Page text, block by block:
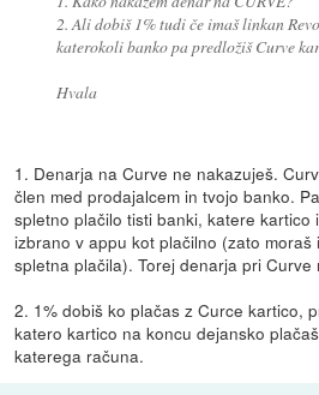
2. Ali dobiš 1% tudi če imaš linkan
katerokoli banko pa predložiš Curve
Hvala
1. Denarja na Curve ne nakazuješ.
člen med prodajalcem in tvojo banko.
spletno plačilo tisti banki, katere kartico
izbrano v appu kot plačilno (zato
spletna plačila). Torej denarja pri Curve
2. 1% dobiš ko plačas z Curce kartico,
katero kartico na koncu dejansko
katerega računa.